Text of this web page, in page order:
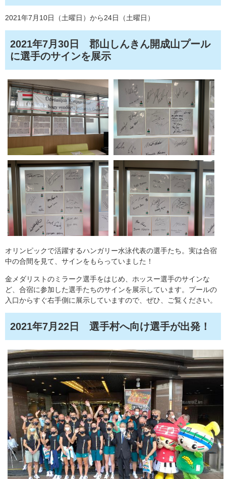
2021年7月10日（土曜日）から24日（土曜日）
2021年7月30日 郡山しんきん開成山プール
に選手のサインを展示
オリンピックで活躍するハンガリー水泳代表の選手たち。実は合宿
中の合間を見て、サインをもらっていました！
金メダリストのミラーク選手をはじめ、ホッスー選手のサインな
ど、合宿に参加した選手たちのサインを展示しています。プールの
入口からすぐ右手側に展示していますので、ぜひ、ご覧ください。
2021年7月22日 選手村へ向け選手が出発！